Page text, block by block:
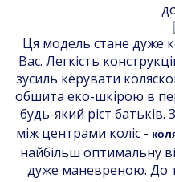
Ця модель стане дуже
Вас. Легкість
зусиль керувати
обшита еко-шкірою в
будь-який ріст батьків.
між центрами коліс -
найбільш оптимальну
дуже маневреною. До